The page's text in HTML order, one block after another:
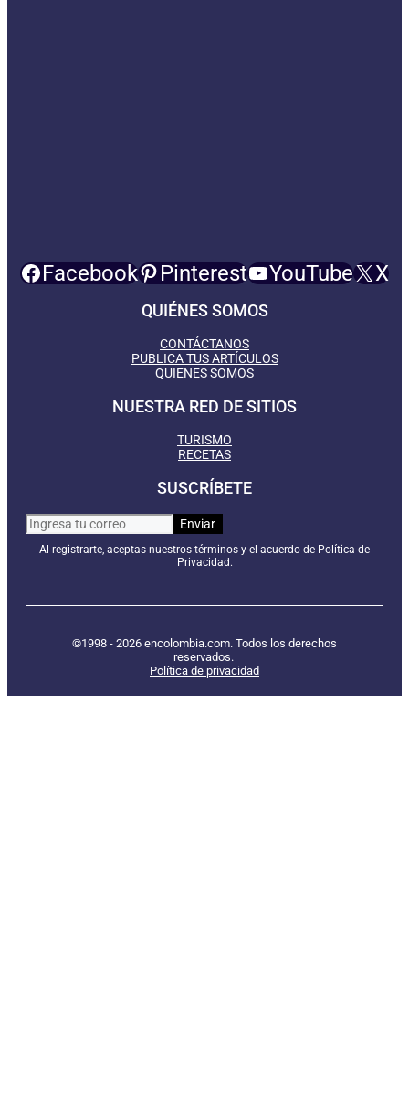
Facebook Pinterest YouTube X
QUIÉNES SOMOS
CONTÁCTANOS
PUBLICA TUS ARTÍCULOS
QUIENES SOMOS
NUESTRA RED DE SITIOS
TURISMO
RECETAS
SUSCRÍBETE
Al registrarte, aceptas nuestros términos y el acuerdo de Política de
Privacidad.
©1998 - 2026 encolombia.com. Todos los derechos
reservados.
Política de privacidad